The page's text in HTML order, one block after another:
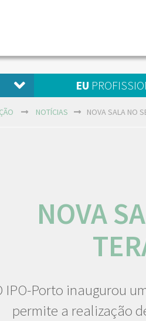
EU
NOTÍCIAS NOVA SALA NO
NOVA
IPO-Porto inaugurou
permite a realização